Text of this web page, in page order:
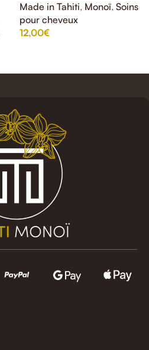
Made in Tahiti, Monoï, Soins
pour cheveux
12,00€